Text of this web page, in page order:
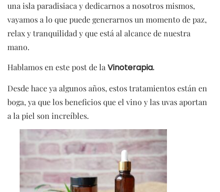
una isla paradisiaca y dedicarnos a nosotros mismos,
vayamos a lo que puede generarnos un momento de paz,
relax y tranquilidad y que está al alcance de nuestra
mano.
Hablamos en este post de laVinoterapia.
Desde hace ya algunos años, estos tratamientos están en
boga, ya que los beneficios que el vino y las uvas aportan
a la piel son increíbles.